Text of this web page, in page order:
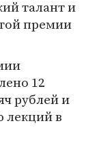
талант и
премии
12
рублей и
лекций в